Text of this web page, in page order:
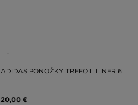
ADIDAS PONOŽKY TREFOIL LINER 6
20,00 €